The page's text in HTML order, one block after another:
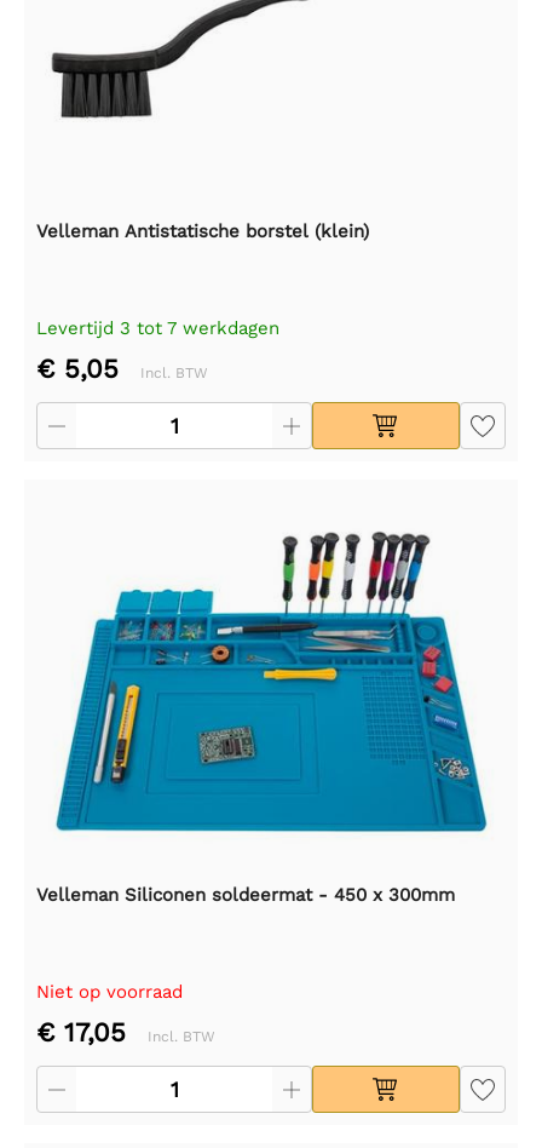
Velleman Antistatische borstel (klein)
Levertijd 3 tot 7 werkdagen
€ 5,05 Incl. BTW
Velleman Siliconen soldeermat - 450 x 300mm
Niet op voorraad
€ 17,05 Incl. BTW